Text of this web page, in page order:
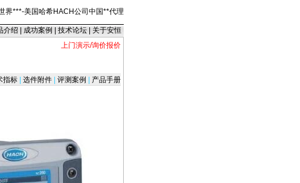
界***-美国哈希HACH公司中国**代理
介绍 成功案例 技术论坛
关于安恒
上门演示/询价报价
指标 选件附件 评测案例 产品手册